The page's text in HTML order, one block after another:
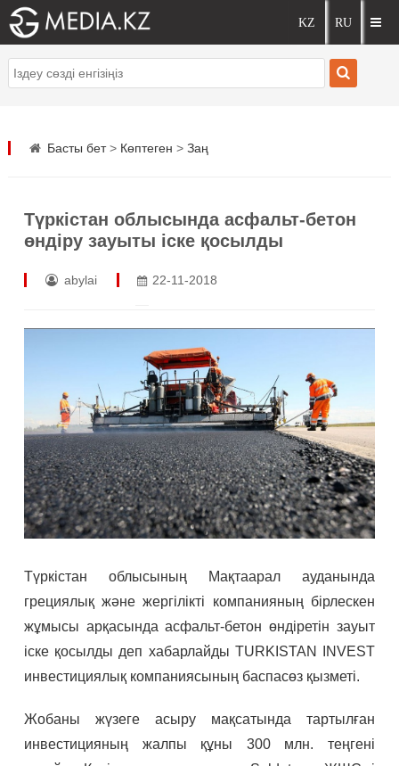
Басты бет> Көптеген > Заң
​Түркістан облысында асфальт-бетон
өндіру зауыты іске қосылды
abylai 22-11-2018
Түркістан облысының Мақтаарал ауданында
грециялық және жергілікті компанияның бірлескен
жұмысы арқасында асфальт-бетон өндіретін зауыт
іске қосылды деп хабарлайды TURKISTAN INVEST
инвестициялық компаниясының баспасөз қызметі.
Жобаны жүзеге асыру мақсатында тартылған
инвестицияның жалпы құны 300 млн. теңгені